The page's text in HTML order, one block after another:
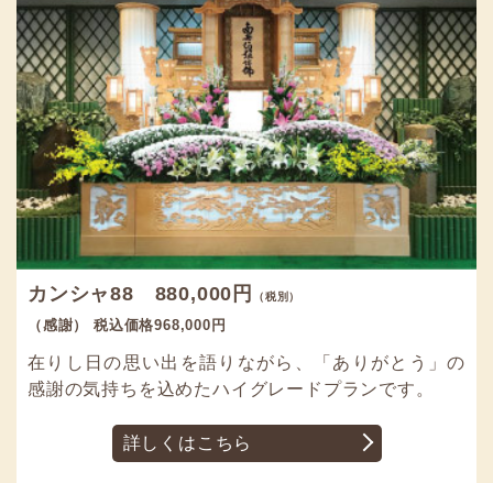
カンシャ88 880,000円 （税別）
（感謝） 税込価格968,000円
在りし日の思い出を語りながら、「ありがとう」の
感謝の気持ちを込めたハイグレードプランです。
詳しくはこちら